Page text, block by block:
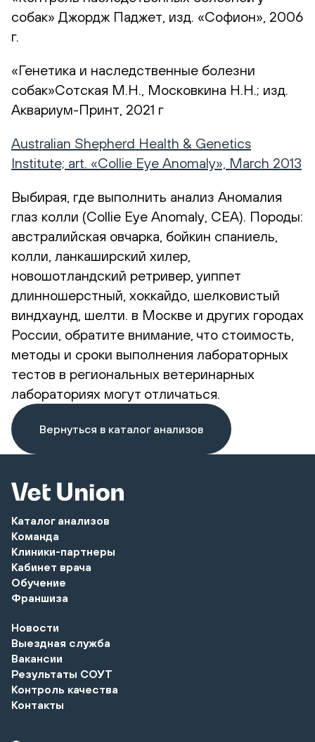
собак» Джордж Паджет, изд. «Софион», 2006
г.
«Генетика и наследственные болезни
собак»Сотская М.Н., Московкина Н.Н.; изд.
Аквариум-Принт, 2021 г
Australian Shepherd Health & Genetics
Institute; art. «Collie Eye Anomaly», March 2013
Выбирая, где выполнить анализ Аномалия
глаз колли (Сollie Eye Anomaly, CEA). Породы:
австралийская овчарка, бойкин спаниель,
колли, ланкаширский хилер,
новошотландский ретривер, уиппет
длинношерстный, хоккайдо, шелковистый
виндхаунд, шелти. в Москве и других городах
России, обратите внимание, что стоимость,
методы и сроки выполнения лабораторных
тестов в региональных ветеринарных
лабораториях могут отличаться.
Вернуться в каталог анализов
Каталог анализов
Команда
Клиники-партнеры
Кабинет врача
Обучение
Франшиза
Новости
Выездная служба
Вакансии
Результаты СОУТ
Контроль качества
Контакты